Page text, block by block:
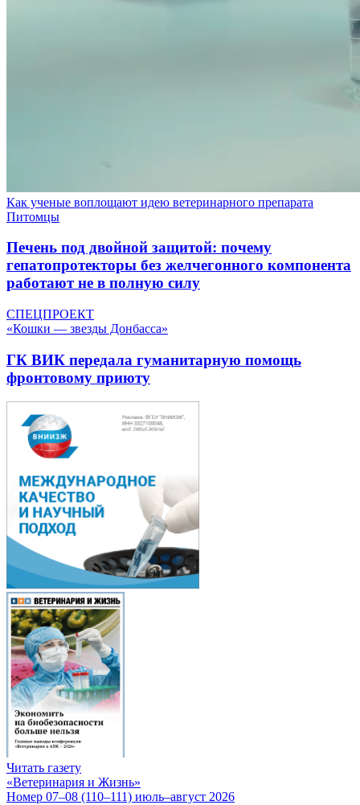
Как ученые воплощают идею ветеринарного препарата
Питомцы
Печень под двойной защитой: почему
гепатопротекторы без желчегонного компонента
работают не в полную силу
СПЕЦПРОЕКТ
«Кошки — звезды Донбасса»
ГК ВИК передала гуманитарную помощь
фронтовому приюту
Читать газету
«Ветеринария и Жизнь»
Номер 07–08 (110–111) июль–август 2026